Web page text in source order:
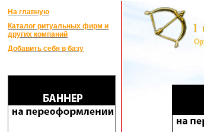
На главную
Каталог ритуальных фирм и
других компаний
Добавить себя в базу